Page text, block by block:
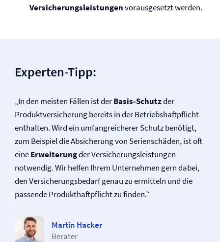
Versicherungsleistungenvorausgesetzt werden.
Experten-Tipp:
„In den meisten Fällen ist derBasis-Schutzder
Produkt­versicherung bereits in der Betriebs­haftpflicht
enthalten. Wird ein umfangreicherer Schutz benötigt,
zum Beispiel die Absicherung von Serienschäden, ist oft
eineErweiterungder Versicherungsleistungen
notwendig. Wir helfen Ihrem Unternehmen gern dabei,
den Versicherungsbedarf genau zu ermitteln und die
passende Produkt­haftpflicht zu finden.“
Martin Hacker
Berater